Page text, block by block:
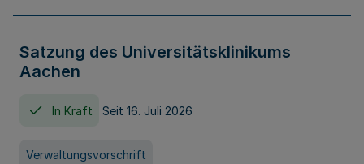
Satzung des Universitätsklinikums
Aachen
In Kraft Seit 16. Juli 2026
Verwaltungsvorschrift